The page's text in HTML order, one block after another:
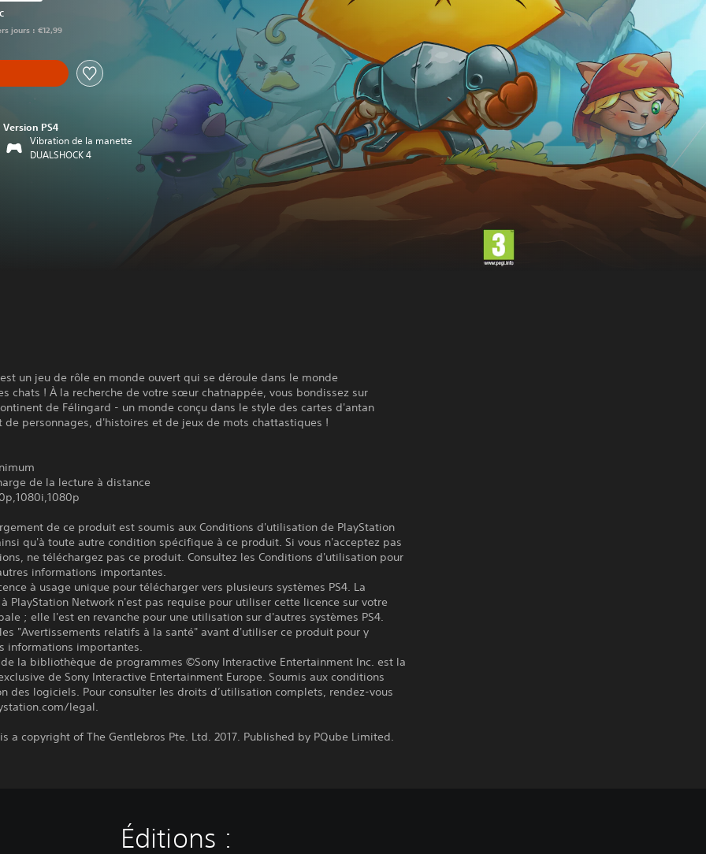
jours : €12,99
Version PS4
Vibration de la manette
DUALSHOCK 4
un jeu de rôle en monde ouvert qui se déroule dans le monde
chats ! À la recherche de votre sœur chatnappée, vous bondissez sur
de Félingard - un monde conçu dans le style des cartes d'antan
de personnages, d'histoires et de jeux de mots chattastiques !
de la lecture à distance
de ce produit est soumis aux Conditions d'utilisation de PlayStation
qu'à toute autre condition spécifique à ce produit. Si vous n'acceptez pas
ne téléchargez pas ce produit. Consultez les Conditions d'utilisation pour
informations importantes.
à usage unique pour télécharger vers plusieurs systèmes PS4. La
PlayStation Network n'est pas requise pour utiliser cette licence sur votre
; elle l'est en revanche pour une utilisation sur d'autres systèmes PS4.
"Avertissements relatifs à la santé" avant d'utiliser ce produit pour y
informations importantes.
la bibliothèque de programmes ©Sony Interactive Entertainment Inc. est la
de Sony Interactive Entertainment Europe. Soumis aux conditions
des logiciels. Pour consulter les droits d’utilisation complets, rendez-vous
legal.
a copyright of The Gentlebros Pte. Ltd. 2017. Published by PQube Limited.
Éditions :